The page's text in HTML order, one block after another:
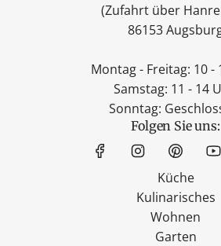
(Zufahrt über
86153
Montag - Freitag: 10 -
Samstag: 11 - 14
Sonntag:
Folgen Sie uns:
Küche
Kulinarisches
Wohnen
Garten